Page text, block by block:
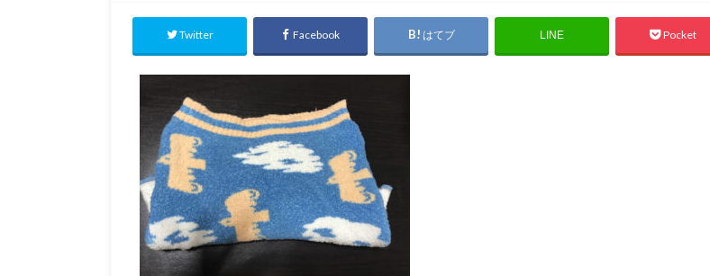
Twitter Facebook はてブ LINE Pocket